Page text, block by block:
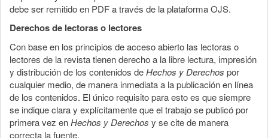
debe ser remitido en PDF a través de la plataforma OJS.
Derechos de lectoras o lectores
Con base en los principios de acceso abierto las lectoras o
lectores de la revista tienen derecho a la libre lectura, impresión
y distribución de los contenidos deHechos y Derechos por
cualquier medio, de manera inmediata a la publicación en línea
de los contenidos. El único requisito para esto es que siempre
se indique clara y explícitamente que el trabajo se publicó por
primera vez enHechos y Derechos y se cite de manera
correcta la fuente.